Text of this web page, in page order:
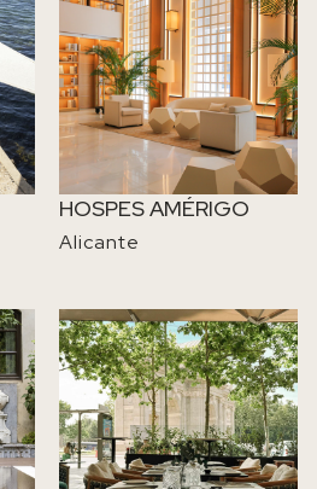
HOSPES AMÉRIGO
Alicante
IMAGE